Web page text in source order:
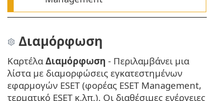
Διαμόρφωση
ΚαρτέλαΔιαμόρφωση - Περιλαμβάνει μια
λίστα με διαμορφώσεις εγκατεστημένων
εφαρμογών ESET (φορέας ESET Management,
τερματικό ESET κ.λπ.). Οι διαθέσιμες ενέργειες